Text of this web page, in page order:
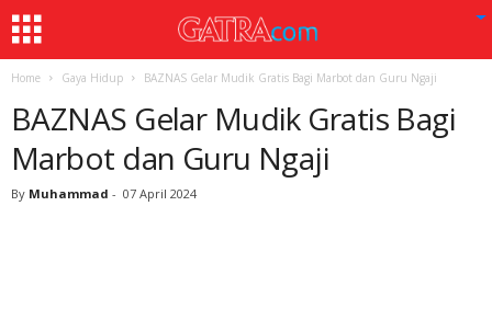
Home Gaya Hidup BAZNAS Gelar Mudik Gratis Bagi Marbot dan Guru Ngaji
BAZNAS Gelar Mudik Gratis Bagi
Marbot dan Guru Ngaji
By Muhammad - 07 April 2024